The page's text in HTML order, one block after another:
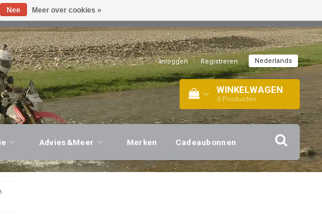
ONZE WINKEL!
Inloggen | Registreren Nederlands
WINKELWAGEN
0 Producten
Advies&Meer Merken Cadeaubonnen
Nee Meer over cookies »